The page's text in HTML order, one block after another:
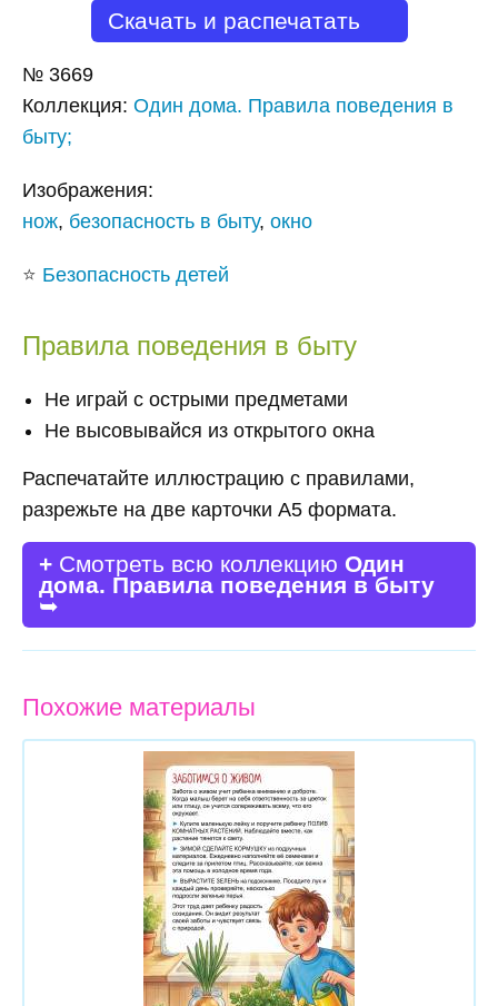
Скачать и распечатать
№ 3669
Коллекция: Один дома. Правила поведения в
быту;
Изображения:
нож, безопасность в быту, окно
⭐ Безопасность детей
Правила поведения в быту
Не играй с острыми предметами
Не высовывайся из открытого окна
Распечатайте иллюстрацию с правилами,
разрежьте на две карточки А5 формата.
+ Смотреть всю коллекцию Один
дома. Правила поведения в быту
➥
Похожие материалы